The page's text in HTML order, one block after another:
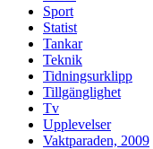
Sport
Statist
Tankar
Teknik
Tidningsurklipp
Tillgänglighet
Tv
Upplevelser
Vaktparaden, 2009